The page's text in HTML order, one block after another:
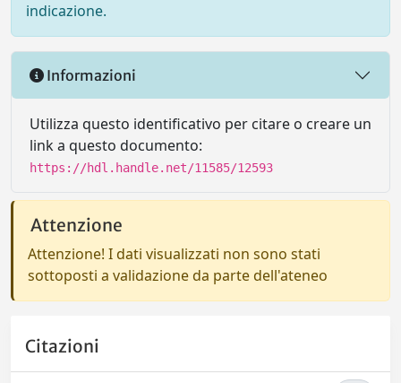
indicazione.
Informazioni
Utilizza questo identificativo per citare o creare un
link a questo documento:
https://hdl.handle.net/11585/12593
Attenzione
Attenzione! I dati visualizzati non sono stati
sottoposti a validazione da parte dell'ateneo
Citazioni